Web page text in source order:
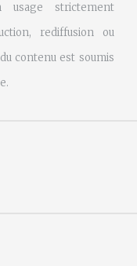
usage strictement
rediffusion ou
contenu est soumis